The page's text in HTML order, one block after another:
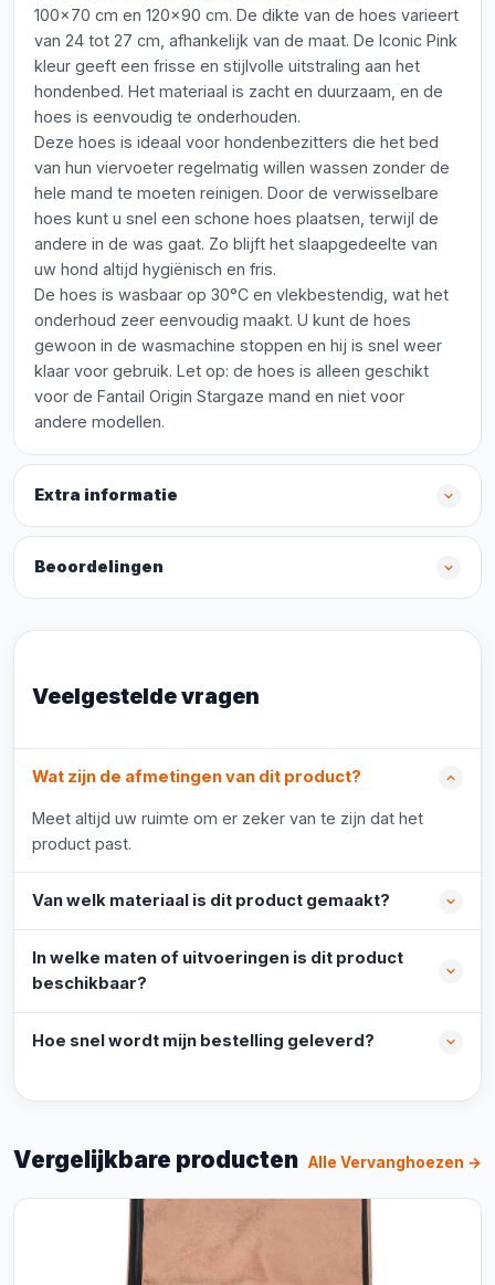
100x70 cm en 120x90 cm. De dikte van de hoes varieert
van 24 tot 27 cm, afhankelijk van de maat. De Iconic Pink
kleur geeft een frisse en stijlvolle uitstraling aan het
hondenbed. Het materiaal is zacht en duurzaam, en de
hoes is eenvoudig te onderhouden.
Deze hoes is ideaal voor hondenbezitters die het bed
van hun viervoeter regelmatig willen wassen zonder de
hele mand te moeten reinigen. Door de verwisselbare
hoes kunt u snel een schone hoes plaatsen, terwijl de
andere in de was gaat. Zo blijft het slaapgedeelte van
uw hond altijd hygiënisch en fris.
De hoes is wasbaar op 30°C en vlekbestendig, wat het
onderhoud zeer eenvoudig maakt. U kunt de hoes
gewoon in de wasmachine stoppen en hij is snel weer
klaar voor gebruik. Let op: de hoes is alleen geschikt
voor de Fantail Origin Stargaze mand en niet voor
andere modellen.
Extra informatie
Beoordelingen
Veelgestelde vragen
Wat zijn de afmetingen van dit product?
Meet altijd uw ruimte om er zeker van te zijn dat het
product past.
Van welk materiaal is dit product gemaakt?
In welke maten of uitvoeringen is dit product
beschikbaar?
Hoe snel wordt mijn bestelling geleverd?
Vergelijkbare producten Alle Vervanghoezen →